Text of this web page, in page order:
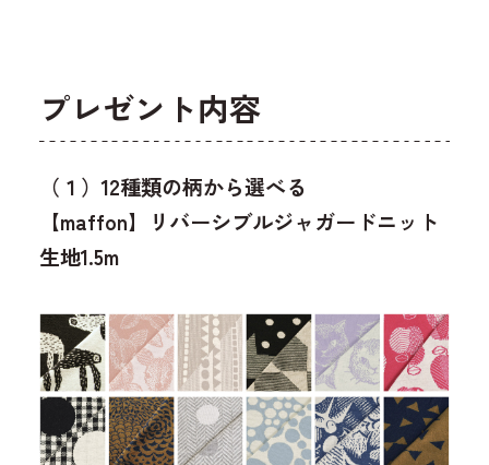
プレゼント内容
（１）12種類の柄から選べる
【maffon】リバーシブルジャガードニット
生地1.5m